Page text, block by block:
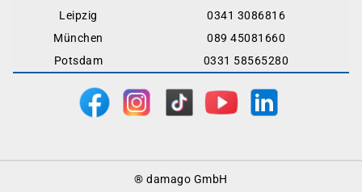
Leipzig
0341 3086816
München
089 45081660
Potsdam
0331 58565280
® damago GmbH